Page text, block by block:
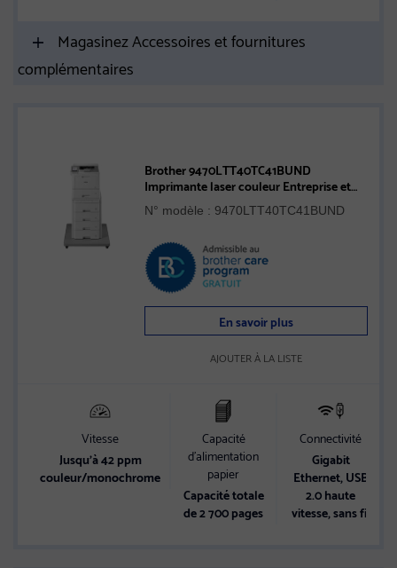
Magasinez Accessoires et fournitures
complémentaires
Brother 9470LTT40TC41BUND
Imprimante laser couleur Entreprise et
tour de bacs avec stabilisateur
N° modèle : 9470LTT40TC41BUND
En savoir plus
AJOUTER À LA LISTE
Vitesse
Jusqu’à 42 ppm
couleur/monochrome
Capacité
d’alimentation
papier
Capacité totale
de 2 700 pages
Connectivité
Gigabit
Ethernet, USB
2.0 haute
vitesse, sans fil